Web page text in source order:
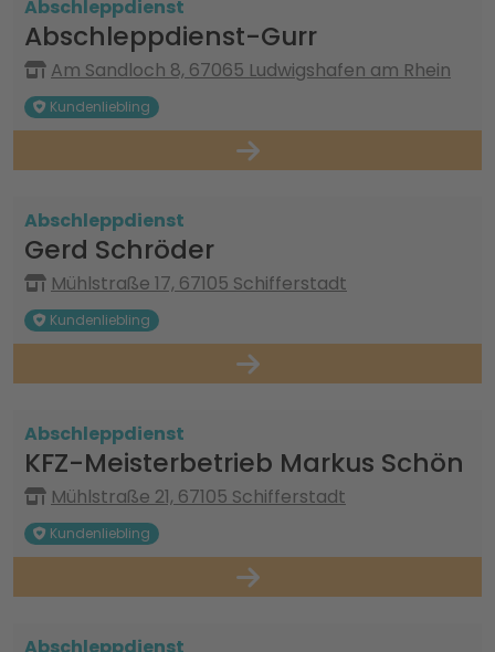
Abschleppdienst
Abschleppdienst-Gurr
Am Sandloch 8, 67065 Ludwigshafen am Rhein
Kundenliebling
Abschleppdienst
Gerd Schröder
Mühlstraße 17, 67105 Schifferstadt
Kundenliebling
Abschleppdienst
KFZ-Meisterbetrieb Markus Schön
Mühlstraße 21, 67105 Schifferstadt
Kundenliebling